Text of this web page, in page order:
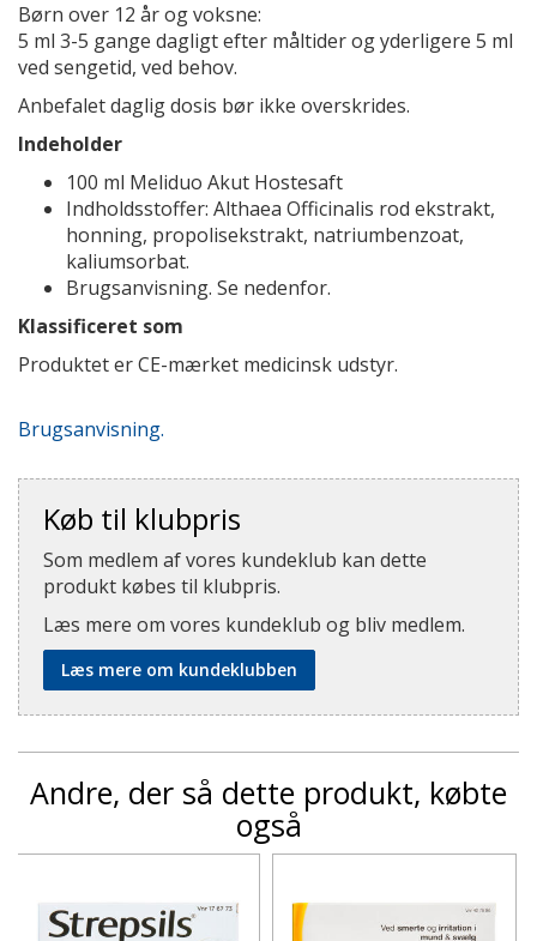
Børn over 12 år og voksne:
5 ml 3-5 gange dagligt efter måltider og yderligere 5 ml
ved sengetid, ved behov.
Anbefalet daglig dosis bør ikke overskrides.
Indeholder
100 ml Meliduo Akut Hostesaft
Indholdsstoffer: Althaea Officinalis rod ekstrakt,
honning, propolisekstrakt, natriumbenzoat,
kaliumsorbat.
Brugsanvisning. Se nedenfor.
Klassificeret som
Produktet er CE-mærket medicinsk udstyr.
Brugsanvisning.
Køb til klubpris
Som medlem af vores kundeklub kan dette
produkt købes til klubpris.
Læs mere om vores kundeklub og bliv medlem.
Læs mere om kundeklubben
Andre, der så dette produkt, købte
også